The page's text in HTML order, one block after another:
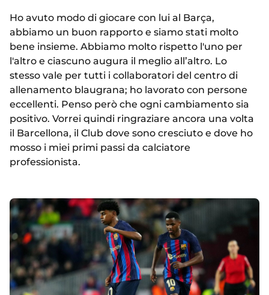
Ho avuto modo di giocare con lui al Barça,
abbiamo un buon rapporto e siamo stati molto
bene insieme. Abbiamo molto rispetto l'uno per
l'altro e ciascuno augura il meglio all’altro. Lo
stesso vale per tutti i collaboratori del centro di
allenamento blaugrana; ho lavorato con persone
eccellenti. Penso però che ogni cambiamento sia
positivo. Vorrei quindi ringraziare ancora una volta
il Barcellona, il Club dove sono cresciuto e dove ho
mosso i miei primi passi da calciatore
professionista.